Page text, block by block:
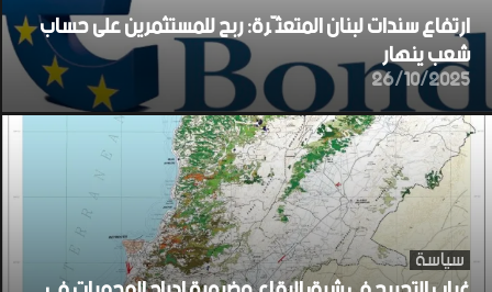
ارتفاع سندات لبنان المتعثّرة: ربح للمستثمرين على حساب
شعب ينهار
26/10/2025
سياسة